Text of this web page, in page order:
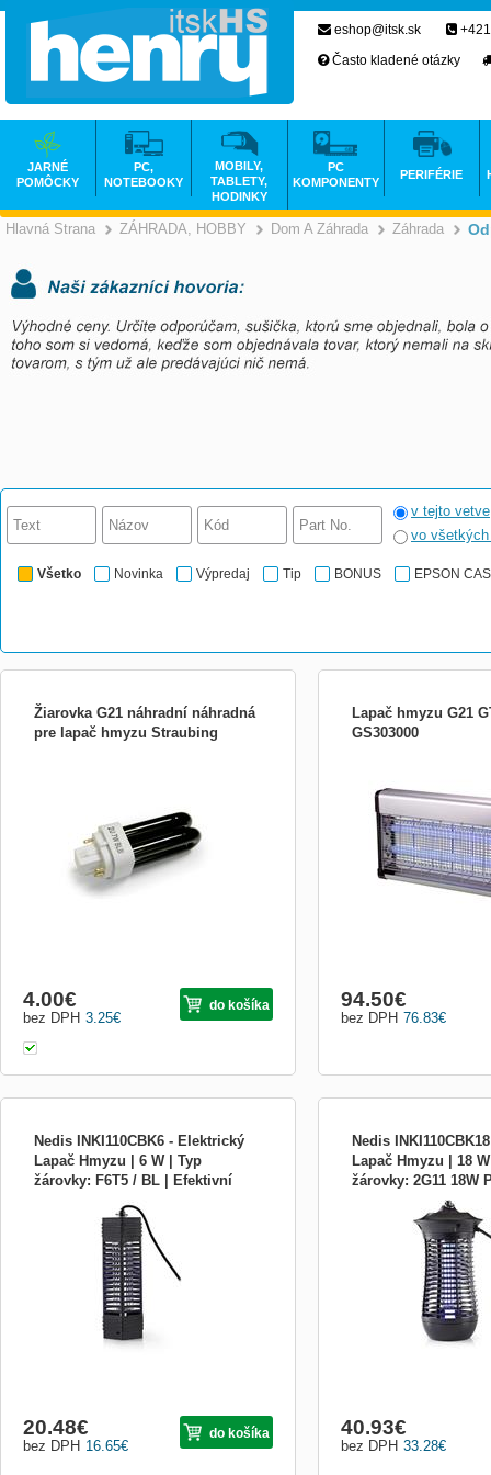
Hlavná Strana >
ZÁHRADA, HOBBY >
Dom A Záhrada Záhrada
v tejto vetve
vo
Všetko Novinka Výpredaj Tip BONUS EPSON
Žiarovka G21 náhradní náhradná
pre lapač hmyzu Straubing
3.25€
bez DPH
4.00€ do košíka
Lapač hmyzu G21
GS303000
ultrafialového světla dělá
nejúčinější přístroj k
hmyzu na českém trhu.
precizně zpracovaná
že jednotka má vysoko
76.83€
bez DPH
94.50€
Nedis INKI110CBK6 - Elektrický
Lapač Hmyzu | 6 W | Typ
žárovky: F6T5 / BL | Efektivní
jiného obtížného létajícího hmyzu pomocí
tohoto vysoce kvalitního elektrického
lapače hmyzu. Tento elektrický lapač
hmyzu obsahuje jen jednu 6W žárovku
UV-A, takže je energeticky úsporný a
přitom nesmírně účinný: d
16.65€
bez DPH
20.48€ do košíka
Nedis
Lapač Hmyzu | 18
žárovky: 2G11 18W
Efektivní rozsah:
Zbavte se moskytů,
jiného obtížného
tohoto vysoce kvalitního
lapače hmyzu. Dokonalý
použití - můžete si
venku a nic vás nebude
elektrický lapač hmyz
33.28€
bez DPH
40.93€
eshop@itsk.sk
Často kladené otázky
JARNÉ
POMÔCKY
PC,
NOTEBOOKY
MOBILY,
TABLETY,
HODINKY
PC
KOMPONENTY
PERIFÉRIE